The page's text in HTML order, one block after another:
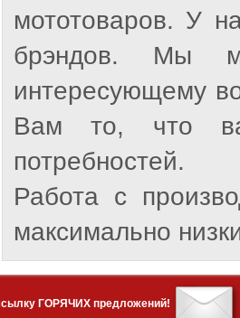
мототоваров. У
брэндов. Мы
интересующему
Вам то, что
потребностей.
Работа с
максимально
ГОРЯЧИХ предложений!